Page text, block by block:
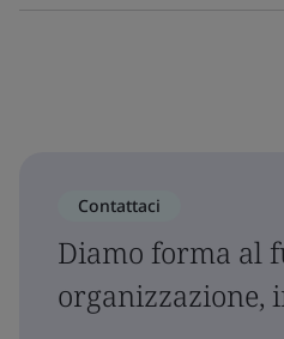
Contattaci
Diamo forma al
organizzazione,